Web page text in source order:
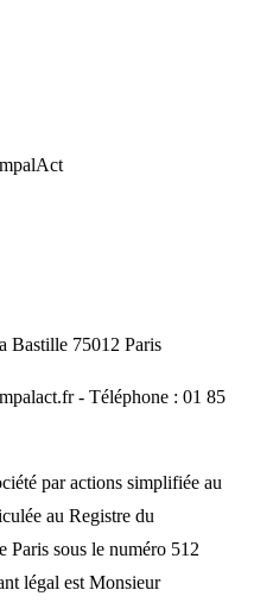
Bastille 75012 Paris
- Téléphone : 01 85
par actions simplifiée au
au Registre du
Paris sous le numéro 512
légal est Monsieur